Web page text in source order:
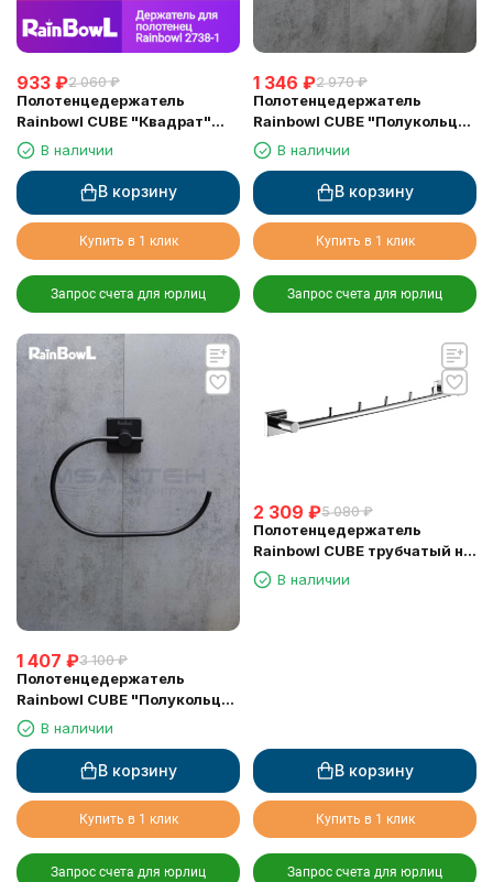
933 ₽2 060 ₽
Полотенцедержатель
Rainbowl CUBE "Квадрат"
2738-1 22 см
В наличии
В корзину
Купить в 1 клик
Запрос счета для юрлиц
1 346 ₽2 970 ₽
Полотенцедержатель
Rainbowl CUBE "Полукольцо"
2726-1 хром
В наличии
В корзину
Купить в 1 клик
Запрос счета для юрлиц
1 407 ₽3 100 ₽
Полотенцедержатель
Rainbowl CUBE "Полукольцо"
2726-1BP черный матовый
В наличии
В корзину
Купить в 1 клик
Запрос счета для юрлиц
2 309 ₽5 080 ₽
Полотенцедержатель
Rainbowl CUBE трубчатый на
5 крючков 2731-5 хром
В наличии
В корзину
Купить в 1 клик
Запрос счета для юрлиц